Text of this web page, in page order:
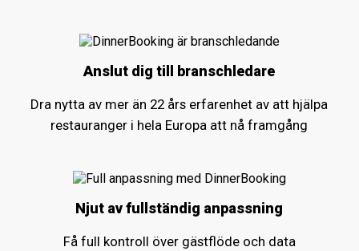
Anslut dig till branschledare
Dra nytta av mer än 22 års erfarenhet av att hjälpa
restauranger i hela Europa att nå framgång
Njut av fullständig anpassning
Få full kontroll över gästflöde och data